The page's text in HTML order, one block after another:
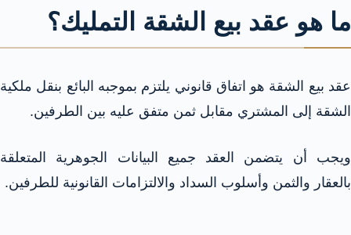
ما هو عقد بيع الشقة التمليك؟
عقد بيع الشقة هو اتفاق قانوني يلتزم بموجبه البائع بنقل ملكية
الشقة إلى المشتري مقابل ثمن متفق عليه بين الطرفين.
ويجب أن يتضمن العقد جميع البيانات الجوهرية المتعلقة
بالعقار والثمن وأسلوب السداد والالتزامات القانونية للطرفين.